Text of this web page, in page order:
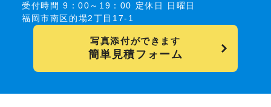
受付時間 9：00～19：00 定休日 日曜日
福岡市南区的場2丁目17-1
写真添付ができます
簡単見積フォーム